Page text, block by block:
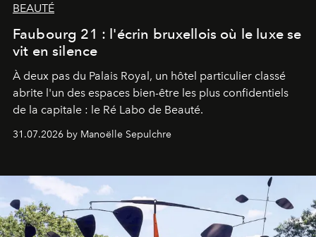
BEAUTÉ
Faubourg 21 : l'écrin bruxellois où le luxe se
vit en silence
À deux pas du Palais Royal, un hôtel particulier classé
abrite l'un des espaces bien-être les plus confidentiels
de la capitale : le Ré Labo de Beauté.
31.07.2026 by Manoëlle Sepulchre